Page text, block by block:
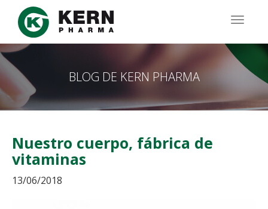
Pasar
contenido
principal
BLOG DE KERN PHARMA
Nuestro cuerpo, fábrica de
vitaminas
13/06/2018